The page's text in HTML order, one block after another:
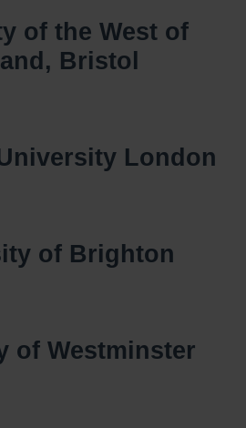
of the West of
Bristol
London
of Brighton
of Westminster